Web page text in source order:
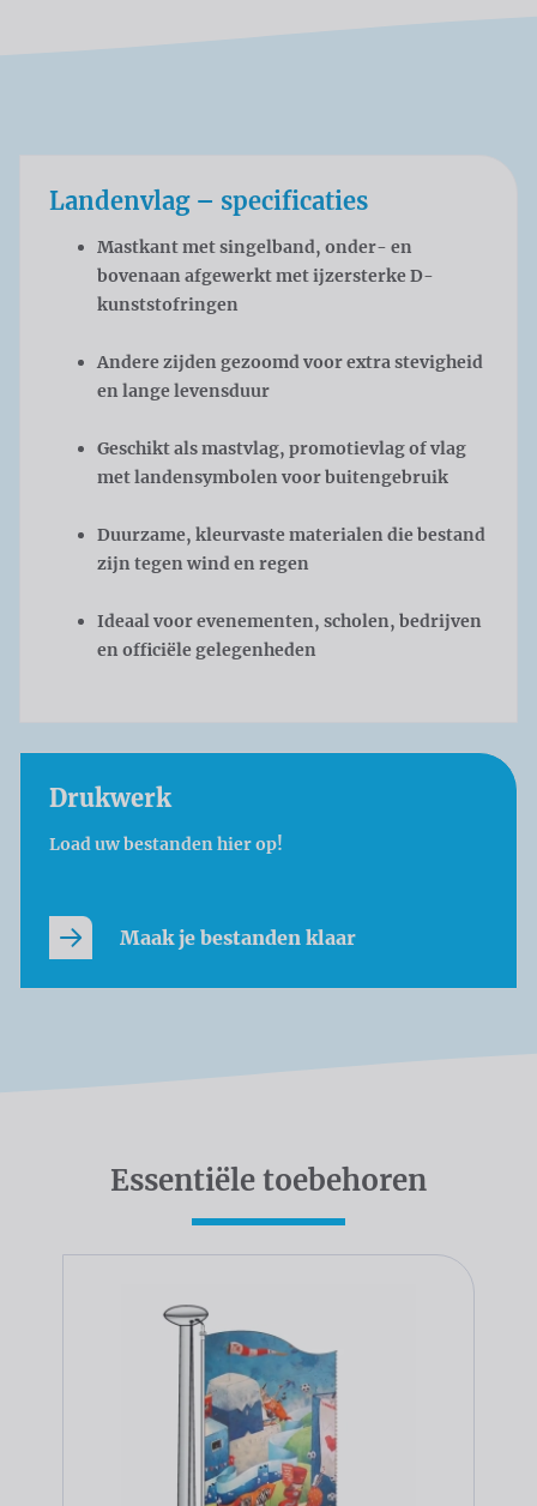
Landenvlag – specificaties
Mastkant met singelband, onder- en
bovenaan afgewerkt met ijzersterke D-
kunststofringen
Andere zijden gezoomd voor extra stevigheid
en lange levensduur
Geschikt als mastvlag, promotievlag of vlag
met landensymbolen voor buitengebruik
Duurzame, kleurvaste materialen die bestand
zijn tegen wind en regen
Ideaal voor evenementen, scholen, bedrijven
en officiële gelegenheden
Drukwerk
Load uw bestanden hier op!
Maak je bestanden klaar
Essentiële toebehoren